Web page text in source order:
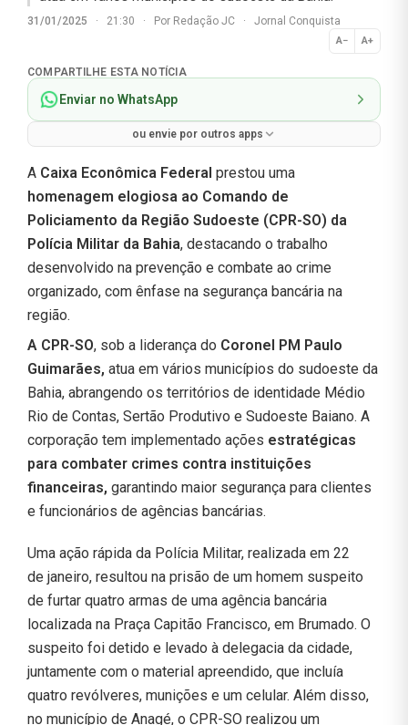
31/01/2025 · 21:30 · Por Redação JC · Jornal Conquista
A− A+
Normal
COMPARTILHE ESTA NOTÍCIA
Enviar no WhatsApp
ou envie por outros apps
A Caixa Econômica Federal prestou uma
homenagem elogiosa ao Comando de
Policiamento da Região Sudoeste (CPR-SO) da
Polícia Militar da Bahia, destacando o trabalho
desenvolvido na prevenção e combate ao crime
organizado, com ênfase na segurança bancária na
região.
A CPR-SO, sob a liderança do Coronel PM Paulo
Guimarães, atua em vários municípios do sudoeste da
Bahia, abrangendo os territórios de identidade Médio
Rio de Contas, Sertão Produtivo e Sudoeste Baiano. A
corporação tem implementado ações estratégicas
para combater crimes contra instituições
financeiras, garantindo maior segurança para clientes
e funcionários de agências bancárias.
Uma ação rápida da Polícia Militar, realizada em 22
de janeiro, resultou na prisão de um homem suspeito
de furtar quatro armas de uma agência bancária
localizada na Praça Capitão Francisco, em Brumado. O
suspeito foi detido e levado à delegacia da cidade,
juntamente com o material apreendido, que incluía
quatro revólveres, munições e um celular. Além disso,
no município de Anagé, o CPR-SO realizou um